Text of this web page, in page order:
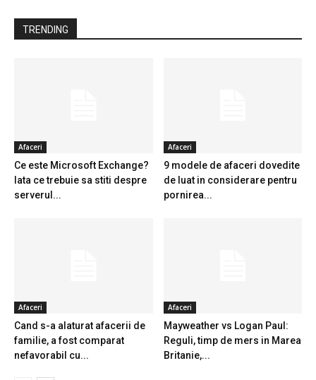
TRENDING
Afaceri
Ce este Microsoft Exchange?
Iata ce trebuie sa stiti despre
serverul...
Afaceri
9 modele de afaceri dovedite
de luat in considerare pentru
pornirea...
Afaceri
Cand s-a alaturat afacerii de
familie, a fost comparat
nefavorabil cu...
Afaceri
Mayweather vs Logan Paul:
Reguli, timp de mers in Marea
Britanie,...